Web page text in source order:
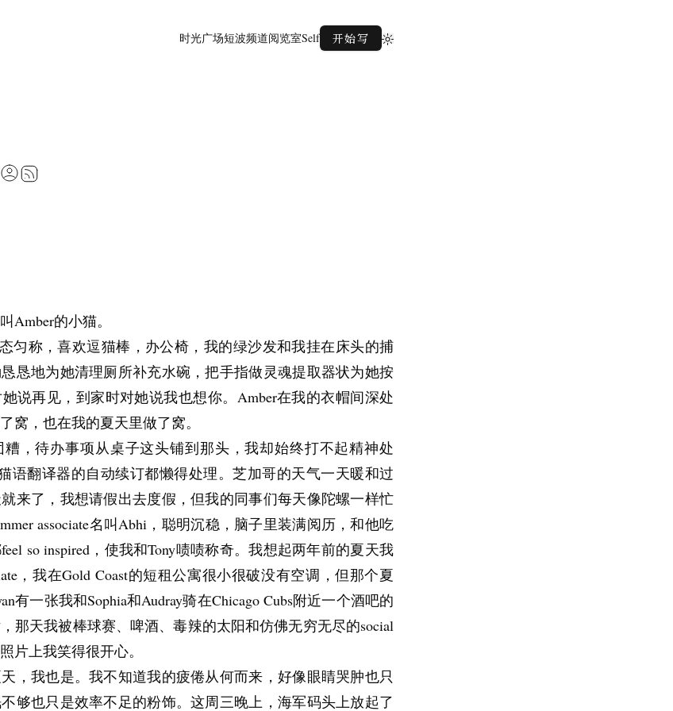
时光广场短波频道阅览室Self 开始写
Amber的小猫。
匀称，喜欢逗猫棒，办公椅，我的绿沙发和我挂在床头的捕
恳地为她清理厕所补充水碗，把手指做灵魂提取器状为她按
说再见，到家时对她说我也想你。Amber在我的衣帽间深处
窝，也在我的夏天里做了窝。
，待办事项从桌子这头铺到那头，我却始终打不起精神处
语翻译器的自动续订都懒得处理。芝加哥的天气一天暖和过
来了，我想请假出去度假，但我的同事们每天像陀螺一样忙
associate名叫Abhi，聪明沉稳，脑子里装满阅历，和他吃
so inspired，使我和Tony啧啧称奇。我想起两年前的夏天我
，我在Gold Coast的短租公寓很小很破没有空调，但那个夏
有一张我和Sophia和Audray骑在Chicago Cubs附近一个酒吧的
那天我被棒球赛、啤酒、毒辣的太阳和仿佛无穷无尽的social
片上我笑得很开心。
，我也是。我不知道我的疲倦从何而来，好像眼睛哭肿也只
够也只是效率不足的粉饰。这周三晚上，海军码头上放起了